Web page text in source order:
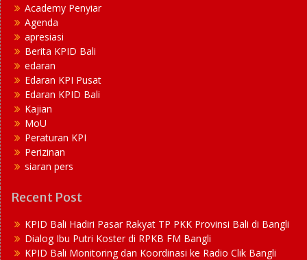
Academy Penyiar
Agenda
apresiasi
Berita KPID Bali
edaran
Edaran KPI Pusat
Edaran KPID Bali
Kajian
MoU
Peraturan KPI
Perizinan
siaran pers
Recent Post
KPID Bali Hadiri Pasar Rakyat TP PKK Provinsi Bali di Bangli
Dialog Ibu Putri Koster di RPKB FM Bangli
KPID Bali Monitoring dan Koordinasi ke Radio Clik Bangli